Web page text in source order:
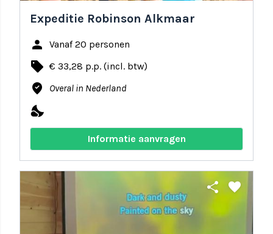
Expeditie Robinson Alkmaar
person Vanaf 20 personen
local_offer € 33,28 p.p. (incl. btw)
where_to_vote Overal in Nederland
nights_stay
Informatie aanvragen
share favorite